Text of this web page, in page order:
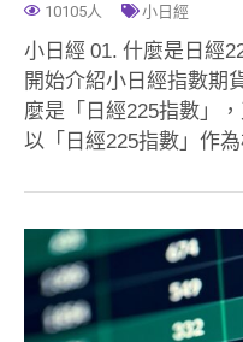
10105人 小日經
小日經 01. 什麼是日經
開始介紹小日經指數期
麼是「日經225指數」
以「日經225指數」作